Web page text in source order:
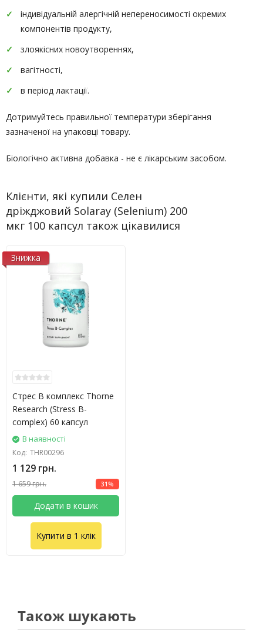
індивідуальній алергічній непереносимості окремих
компонентів продукту,
злоякісних новоутвореннях,
вагітності,
в період лактації.
Дотримуйтесь правильної температури зберігання
зазначеної на упаковці товару.
Біологічно активна добавка - не є лікарським засобом.
Клієнти, які купили Селен
дріжджовий Solaray (Selenium) 200
мкг 100 капсул також цікавилися
Знижка
Стрес B комплекс Thorne
Research (Stress B-
complex) 60 капсул
В наявності
Код: THR00296
1 129 грн.
1 659 грн. 31%
Додати в кошик
Купити в 1 клік
Також шукають